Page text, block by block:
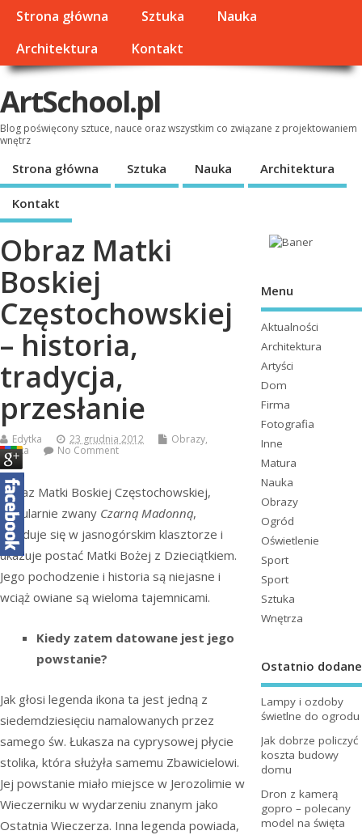
Strona główna Sztuka
Nauka
Architektura
Kontakt
ArtSchool.pl
Blog poświęcony sztuce, nauce oraz wszystkim co związane z projektowaniem
wnętrz
Strona główna Sztuka Nauka Architektura
Kontakt
Obraz Matki
Boskiej
Częstochowskiej
– historia,
tradycja,
przesłanie
Edytka 23 grudnia 2012 Obrazy,
Sztuka
No Comment
Obraz Matki Boskiej Częstochowskiej,
popularnie zwany Czarną Madonną,
znajduje się w jasnogórskim klasztorze i
ukazuje postać Matki Bożej z Dzieciątkiem.
Jego pochodzenie i historia są niejasne i
wciąż owiane są wieloma tajemnicami.
Kiedy zatem datowane jest jego
powstanie?
Jak głosi legenda ikona ta jest jedną z
siedemdziesięciu namalowanych przez
samego św. Łukasza na cyprysowej płycie
stolika, która służyła samemu Zbawicielowi.
Jej powstanie miało miejsce w Jerozolimie w
Wieczerniku w wydarzeniu znanym jako
Ostatnia Wieczerza. Inna legenda powiada,
Menu
Aktualności
Architektura
Artyści
Dom
Firma
Fotografia
Inne
Matura
Nauka
Obrazy
Ogród
Oświetlenie
Sport
Sport
Sztuka
Wnętrza
Ostatnio dodane
Lampy i ozdoby
świetlne do ogrodu
Jak dobrze policzyć
koszta budowy
domu
Dron z kamerą
gopro – polecany
model na święta